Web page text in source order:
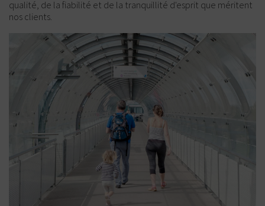
qualité, de la fiabilité et de la tranquillité d'esprit que méritent
nos clients.